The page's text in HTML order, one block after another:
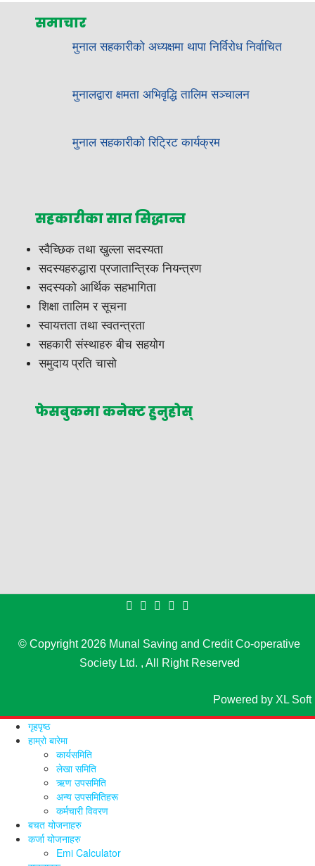
समाचार
मुनाल सहकारीको अध्यक्षमा थापा निर्विरोध निर्वाचित
मुनालद्वारा क्षमता अभिवृद्धि तालिम सञ्चालन
मुनाल सहकारीको रिट्रिट कार्यक्रम
सहकारीका सात सिद्धान्त
स्वैच्छिक तथा खुल्ला सदस्यता
सदस्यहरुद्धारा प्रजातान्त्रिक नियन्त्रण
सदस्यको आर्थिक सहभागिता
शिक्षा तालिम र सूचना
स्वायत्तता तथा स्वतन्त्रता
सहकारी संस्थाहरु बीच सहयोग
समुदाय प्रति चासो
फेसबुकमा कनेक्ट हुनुहोस्
© Copyright 2026 Munal Saving and Credit Co-operative
Society Ltd. , All Right Reserved
Powered by XL Soft
गृहपृष्ठ
हाम्रो बारेमा
कार्यसमिति
लेखा समिति
ऋण उपसमिति
अन्य उपसमितिहरू
कर्मचारी विवरण
बचत योजनाहरु
कर्जा योजनाहरु
Emi Calculator